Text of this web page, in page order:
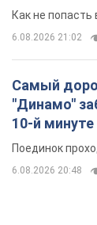
Как не
6.08.2026 21:02
Самый
"Динамо"
10-й
Поединок
6.08.2026 20:48